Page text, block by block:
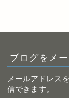
ブログをメ
メールアドレス
信できます。